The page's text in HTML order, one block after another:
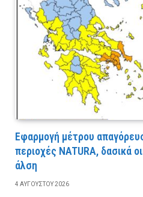
Εφαρμογή μέτρου
περιοχές NATURA, δασικά
άλση
4 ΑΥΓΟΎΣΤΟΥ 2026